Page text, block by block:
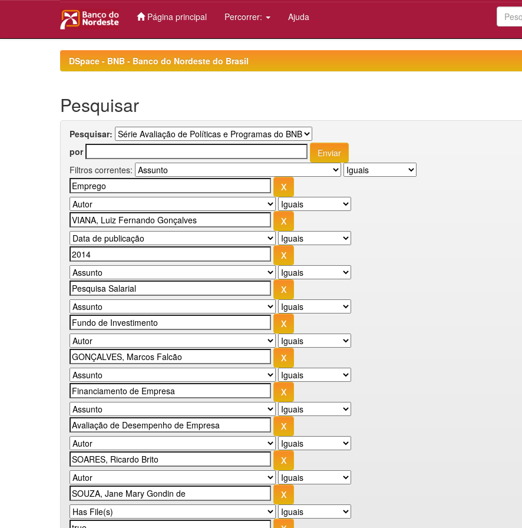
Página principal Percorrer: Ajuda
DSpace - BNB - Banco do Nordeste do Brasil
Pesquisar
Pesquisar:
por
Filtros correntes: